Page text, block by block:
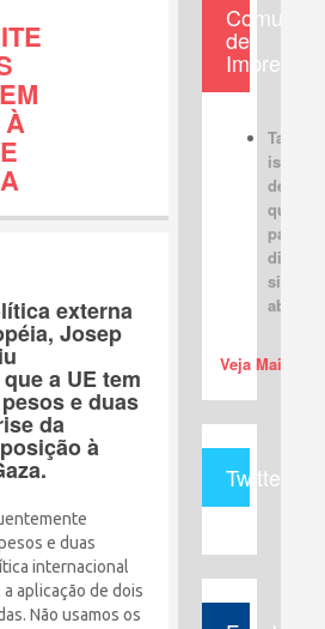
externa
Josep
a UE tem
e duas
da
à
e duas
internacional
aplicação de dois
Não usamos os
de
Imprensa
Tabus
devem
para
sincera
aberta
Veja Mais (+)
Twitter